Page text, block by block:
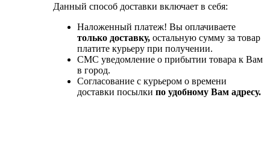
Данный способ доставки включает в себя:
Наложенный платеж! Вы оплачиваете
только доставку, остальную сумму за товар
платите курьеру при получении.
СМС уведомление о прибытии товара к Вам
в город.
Согласование с курьером о времени
доставки посылки по удобному Вам адресу.